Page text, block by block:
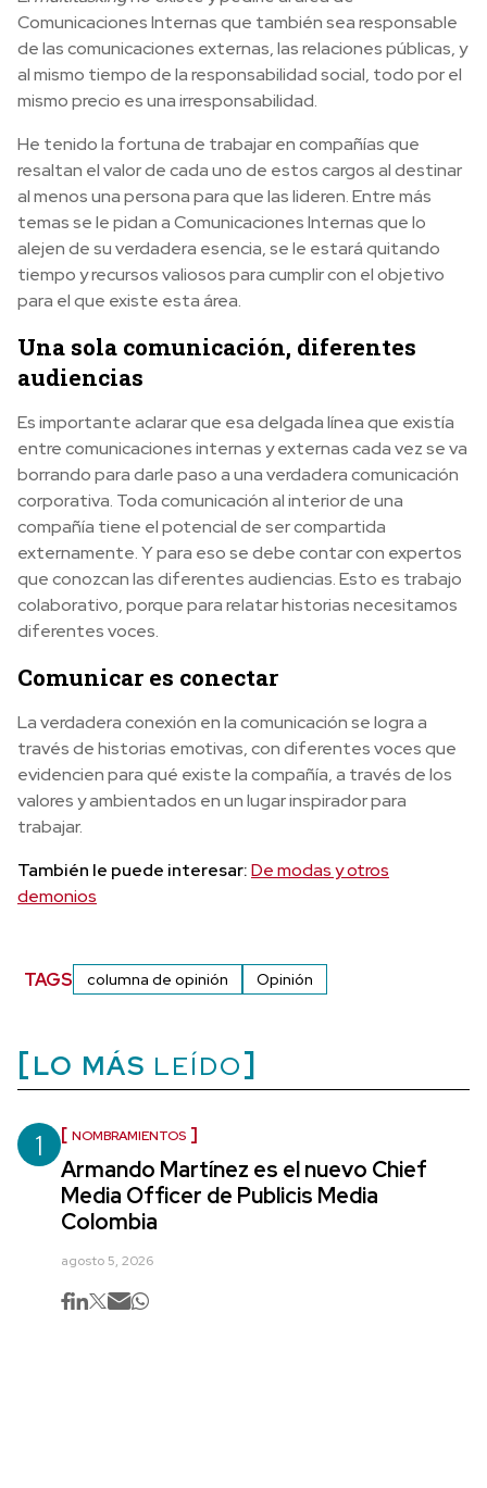
Comunicaciones Internas que también sea responsable
de las comunicaciones externas, las relaciones públicas, y
al mismo tiempo de la responsabilidad social, todo por el
mismo precio es una irresponsabilidad.
He tenido la fortuna de trabajar en compañías que
resaltan el valor de cada uno de estos cargos al destinar
al menos una persona para que las lideren. Entre más
temas se le pidan a Comunicaciones Internas que lo
alejen de su verdadera esencia, se le estará quitando
tiempo y recursos valiosos para cumplir con el objetivo
para el que existe esta área.
Una sola comunicación, diferentes
audiencias
Es importante aclarar que esa delgada línea que existía
entre comunicaciones internas y externas cada vez se va
borrando para darle paso a una verdadera comunicación
corporativa. Toda comunicación al interior de una
compañía tiene el potencial de ser compartida
externamente. Y para eso se debe contar con expertos
que conozcan las diferentes audiencias. Esto es trabajo
colaborativo, porque para relatar historias necesitamos
diferentes voces.
Comunicar es conectar
La verdadera conexión en la comunicación se logra a
través de historias emotivas, con diferentes voces que
evidencien para qué existe la compañía, a través de los
valores y ambientados en un lugar inspirador para
trabajar.
También le puede interesar:De modas y otros
demonios
TAGS columna de opinión Opinión
LO MÁS LEÍDO
1 NOMBRAMIENTOS
Armando Martínez es el nuevo Chief
Media Officer de Publicis Media
Colombia
agosto 5, 2026